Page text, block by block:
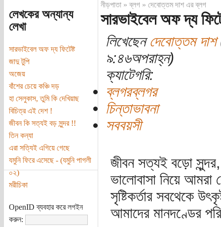
লেখকের অন্যান্য
লেখা
সারভাইবেল অফ দ্য ফিটেষ্ট
জাদু টুপি
অজেয়
বাঁশের চেয়ে কঞ্চি দড়
হা সেলুকাস, তুমি কি দেখিয়াছ
বিচিত্র এই দেশ !
জীবন কি সত্যই বড় সুন্দর !!
তিন কন্যা
এরা সত্যিই এগিয়ে গেছে
যমুনি ফিরে এসেছে - (যমুনি পাগলী
০২)
মরীচিকা
OpenID ব্যবহার করে লগইন
করুন:
নীড়পাতা»ব্লগ» দেবোত্তম দাশ এর ব্লগ
সারভাইবেল অফ দ্য
লিখেছেনদেবোত্তম দাশ
৯:৪৬অপরাহ্ন)
ক্যাটেগরি:
ব্লগরব্লগর
চিন্তাভাবনা
সববয়সী
জীবন সত্যই বড়ো
ভালোবাসা নিয়ে
সৃষ্টিকর্তার সবথেকে
আমাদের মানদণ্ডের